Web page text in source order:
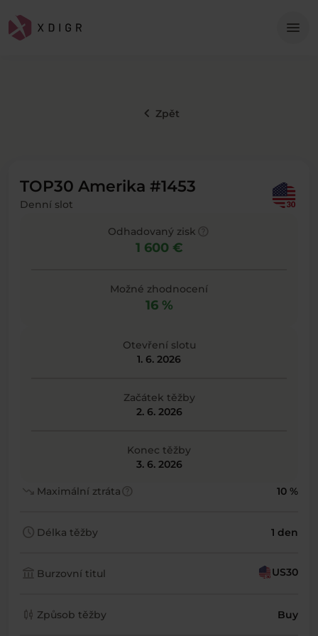
menu
keyboard_arrow_left Zpět
TOP30 Amerika #1453
Denní slot
Odhadovaný zisk
1 600 €
Možné zhodnocení
16 %
Otevření slotu
1. 6. 2026
Začátek těžby
2. 6. 2026
Konec těžby
3. 6. 2026
trending_down Maximální ztrátahelp 10 %
schedule Délka těžby 1 den
account_balance Burzovní titul US30
candlestick_chart Způsob těžby Buy